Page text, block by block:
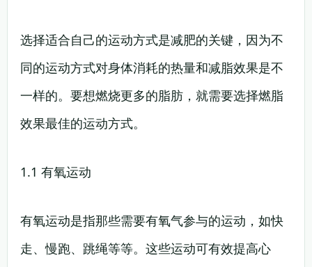
选择适合自己的运动方式是减肥的关键，因为不
同的运动方式对身体消耗的热量和减脂效果是不
一样的。要想燃烧更多的脂肪，就需要选择燃脂
效果最佳的运动方式。
1.1 有氧运动
有氧运动是指那些需要有氧气参与的运动，如快
走、慢跑、跳绳等等。这些运动可有效提高心